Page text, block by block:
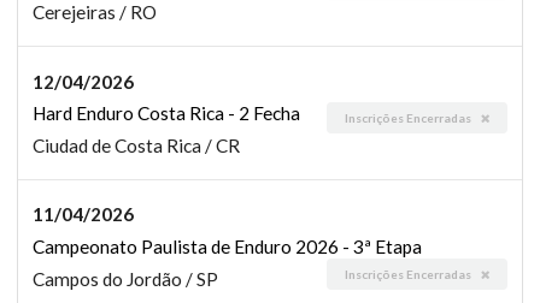
Cerejeiras / RO
12/04/2026
Hard Enduro Costa Rica - 2 Fecha
Inscrições Encerradas
Ciudad de Costa Rica / CR
11/04/2026
Campeonato Paulista de Enduro 2026 - 3ª Etapa
Inscrições Encerradas
Campos do Jordão / SP